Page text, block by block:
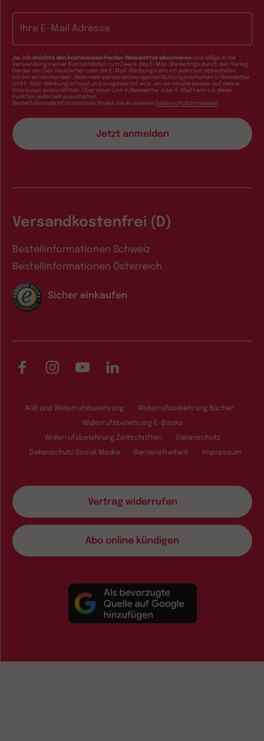
Ja, ich möchte den kostenlosen Herder-Newsletter abonnieren und willige in die
Verwendung meiner Kontaktdaten zum Zweck des E-Mail-Marketings durch den Verlag
Herder ein. Den Newsletter oder die E-Mail-Werbung kann ich jederzeit abbestellen.
Ich bin einverstanden, dass mein personenbezogenes Nutzungsverhalten in Newsletter
und E-Mail-Werbung erfasst und ausgewertet wird, um die Inhalte besser auf meine
Interessen auszurichten. Über einen Link in Newsletter oder E-Mail kann ich diese
Funktion jederzeit ausschalten.
Weiterführende Informationen finden Sie in unseren Datenschutzhinweisen
Versandkostenfrei (D)
Bestellinformationen Schweiz
Bestellinformationen Österreich
Sicher einkaufen
FacebookInstagramYouTubeLinkedIn
AGB und Widerrufsbelehrung Widerrufsbelehrung Bücher
Widerrufsbelehrung E-Books
Widerrufsbelehrung Zeitschriften Datenschutz
Datenschutz Social Media Barrierefreiheit Impressum
Vertrag widerrufen
Abo online kündigen